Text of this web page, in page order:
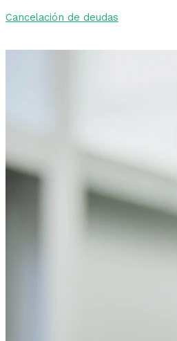
Cancelación de deudas